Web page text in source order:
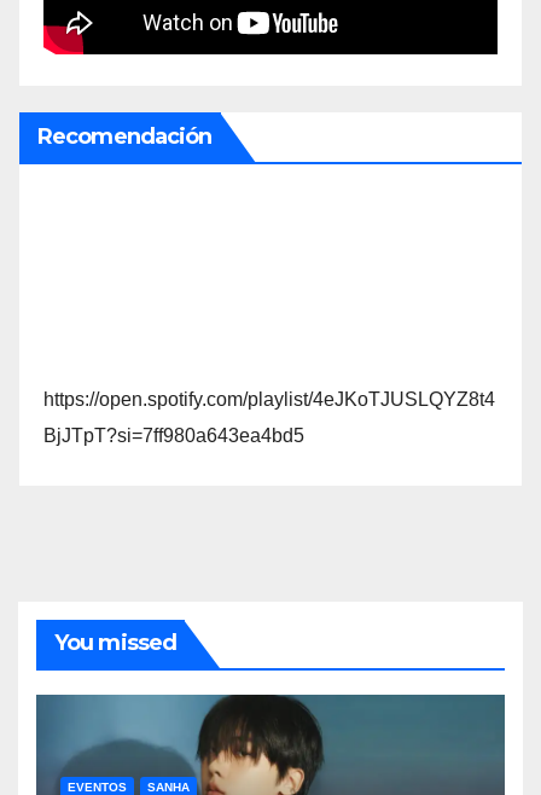
Recomendación
https://open.spotify.com/playlist/4eJKoTJUSLQYZ8t4
BjJTpT?si=7ff980a643ea4bd5
You missed
EVENTOS SANHA